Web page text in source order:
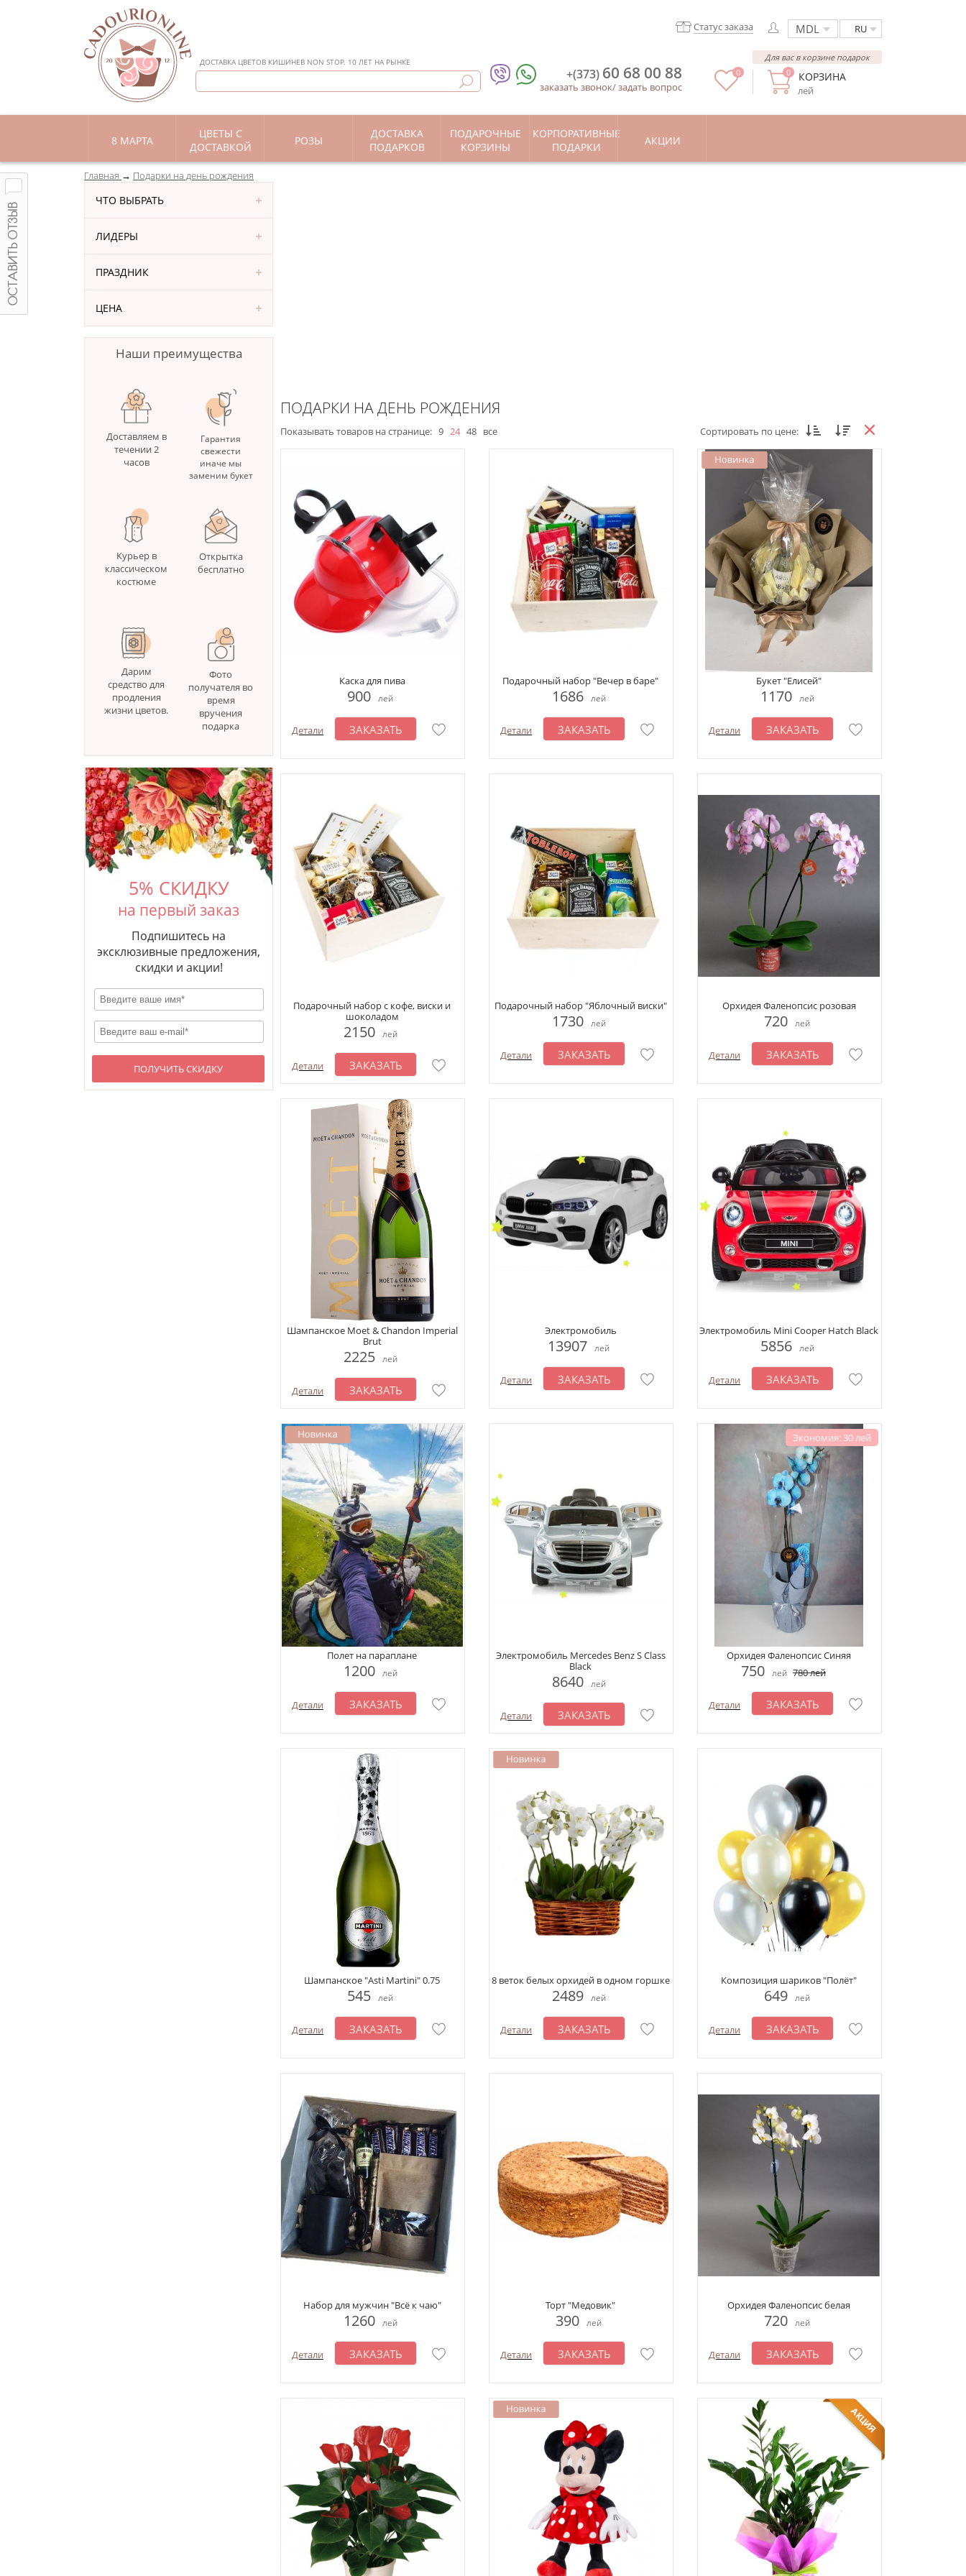
ДОСТАВКА ЦВЕТОВ КИШИНЕВ NON STOP. 10 ЛЕТ НА РЫНКЕ
RU
Статус заказа
КОРЗИНА
лей
0
Для вас в корзине подарок
0
+(373) 60 68 00 88
заказать звонок/задать вопрос
8 МАРТА
ЦВЕТЫ С
ДОСТАВКОЙ
РОЗЫ
ДОСТАВКА
ПОДАРКОВ
ПОДАРОЧНЫЕ
КОРЗИНЫ
КОРПОРАТИВНЫЕ
ПОДАРКИ
АКЦИИ
Главная Подарки на день рождения
ЧТО ВЫБРАТЬ
ЛИДЕРЫ
ПРАЗДНИК
ЦЕНА
Наши преимущества
Доставляем в
течении 2
часов
Гарантия
свежести
иначе мы
заменим букет
Курьер в
классическом
костюме
Открытка
бесплатно
Дарим
средство для
продления
жизни цветов.
Фото
получателя во
время
вручения
подарка
5% СКИДКУ
на первый заказ
Подпишитесь на
эксклюзивные предложения,
скидки и акции!
ПОЛУЧИТЬ СКИДКУ
ПОДАРКИ НА ДЕНЬ РОЖДЕНИЯ
Показывать товаров на странице: 9 24 48 все Сортировать по цене:
Каска для пива
900 лей
Детали ЗАКАЗАТЬ
Подарочный набор "Вечер в баре"
1686 лей
Детали ЗАКАЗАТЬ
Букет "Елисей"
1170 лей
Детали ЗАКАЗАТЬ
Подарочный набор с кофе, виски и
шоколадом
2150 лей
Детали ЗАКАЗАТЬ
Подарочный набор "Яблочный виски"
1730 лей
Детали ЗАКАЗАТЬ
Орхидея Фаленопсис розовая
720 лей
Детали ЗАКАЗАТЬ
Шампанское Moet & Chandon Imperial
Brut
2225 лей
Детали ЗАКАЗАТЬ
Электромобиль
13907 лей
Детали ЗАКАЗАТЬ
Электромобиль Mini Cooper Hatch Black
5856 лей
Детали ЗАКАЗАТЬ
Полет на параплане
1200 лей
Детали ЗАКАЗАТЬ
Электромобиль Mercedes Benz S Class
Black
8640 лей
Детали ЗАКАЗАТЬ
Экономия: 30 лей
Орхидея Фаленопсис Синяя
750 лей 780лей
Детали ЗАКАЗАТЬ
Шампанское "Asti Martini" 0.75
545 лей
Детали ЗАКАЗАТЬ
8 веток белых орхидей в одном горшке
2489 лей
Детали ЗАКАЗАТЬ
Композиция шариков "Полёт"
649 лей
Детали ЗАКАЗАТЬ
Набор для мужчин "Всё к чаю"
1260 лей
Детали ЗАКАЗАТЬ
Торт "Медовик"
390 лей
Детали ЗАКАЗАТЬ
Орхидея Фаленопсис белая
720 лей
Детали ЗАКАЗАТЬ